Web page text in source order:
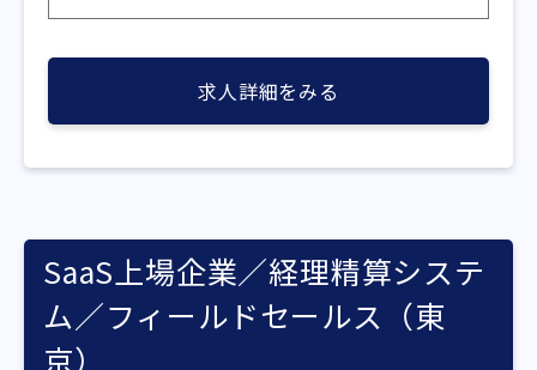
求人詳細をみる
SaaS上場企業／経理精算システ
ム／フィールドセールス（東
京）